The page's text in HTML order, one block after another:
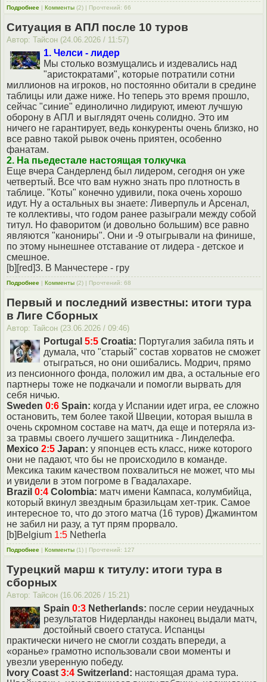
Подробнее | Комменты (2) | Прочтений: 66
Ситуация в АПЛ после 10 туров
Автор: Тайсон (24.06.2026 / 11:57)
1. Челси - лидер
Мы столько возмущались и издевались над
"аристократами", которые потратили сотни
миллионов на игроков, но постоянно обитали в средине
таблицы или даже ниже. Но теперь это время прошло,
сейчас "синие" единолично лидируют, имеют лучшую
оборону в АПЛ и выглядят очень солидно. Это им
ничего не гарантирует, ведь конкуренты очень близко, но
все равно такой рывок очень приятен, особенно
фанатам.
2. На пьедестале настоящая толкучка
Еще вчера Сандерленд был лидером, сегодня он уже
четвертый. Все что вам нужно знать про плотность в
таблице. "Коты" конечно удивили, пока очень хорошо
идут. Ну а остальных вы знаете: Ливерпуль и Арсенал,
те коллективы, что годом ранее разыграли между собой
титул. Но фаворитом (и довольно большим) все равно
являются "канониры". Они и -9 отыгрывали на финише,
по этому нынешнее отставание от лидера - детское и
смешное.
[b][red]3. В Манчестере - гру
Подробнее | Комменты (2) | Прочтений: 68
Первый и последний известны: итоги тура
в Лиге Сборных
Автор: Тайсон (23.06.2026 / 09:46)
Portugal 5:5 Croatia: Португалия забила пять и
думала, что "старый" состав хорватов не сможет
отыграться, но они ошибались. Модрич, прямо
из пенсионного фонда, положил им два, а остальные его
партнеры тоже не подкачали и помогли вырвать для
себя ничью.
Sweden 0:6 Spain: когда у Испании идет игра, ее сложно
остановить, тем более такой Швеции, которая вышла в
очень скромном составе на матч, да еще и потеряла из-
за травмы своего лучшего защитника - Линделефа.
Mexico 2:5 Japan: у японцев есть класс, ниже которого
они не падают, что бы не происходило в команде.
Мексика таким качеством похвалиться не может, что мы
и увидели в этом погроме в Гвадалахаре.
Brazil 0:4 Colombia: матч имени Кампаса, колумбийца,
который вкинул звездным бразильцам хет-трик. Самое
интересное то, что до этого матча (16 туров) Джаминтом
не забил ни разу, а тут прям прорвало.
[b]Belgium 1:5 Netherla
Подробнее | Комменты (1) | Прочтений: 127
Турецкий марш к титулу: итоги тура в
сборных
Автор: Тайсон (16.06.2026 / 15:21)
Spain 0:3 Netherlands: после серии неудачных
результатов Нидерланды наконец выдали матч,
достойный своего статуса. Испанцы
практически ничего не смогли создать впереди, а
«оранье» грамотно использовали свои моменты и
увезли уверенную победу.
Ivory Coast 3:4 Switzerland: настоящая драма тура.